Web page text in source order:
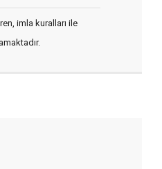
imla kuralları ile